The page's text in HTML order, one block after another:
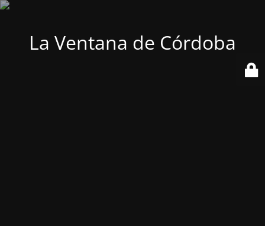
La Ventana de Córdoba